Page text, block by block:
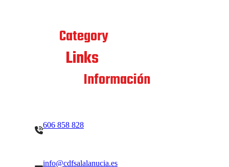
Category
Links
Información
606 858 828
info@cdfsalalanucia.es